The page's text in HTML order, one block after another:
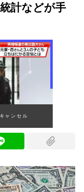
計などが手
キャンセル